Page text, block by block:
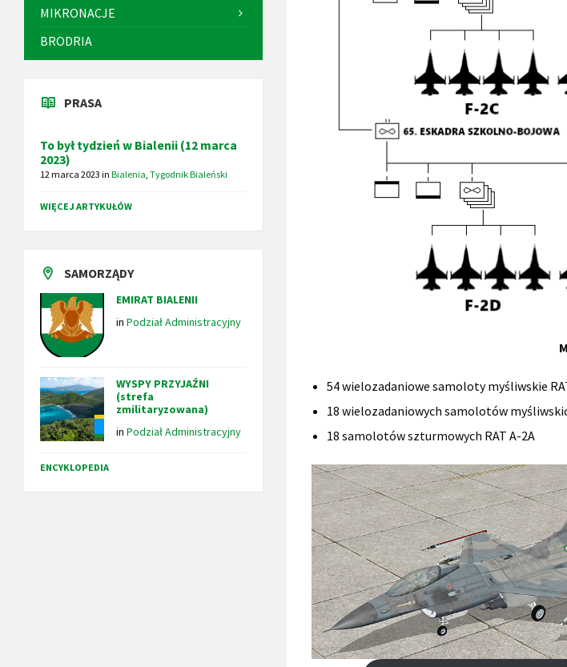
54 wielozadaniowe samoloty myśliwskie
18 wielozadaniowych samolotów
18 samolotów szturmowych RAT A-2A
MIKRONACJE
BRODRIA
PRASA
To był tydzień w Bialenii (12 marca
2023)
12 marca 2023 in Bialenia Tygodnik Bialeński
WIĘCEJ ARTYKUŁÓW
SAMORZĄDY
EMIRAT BIALENII
in Podział Administracyjny
WYSPY PRZYJAŹNI
(strefa
zmilitaryzowana)
in Podział Administracyjny
ENCYKLOPEDIA